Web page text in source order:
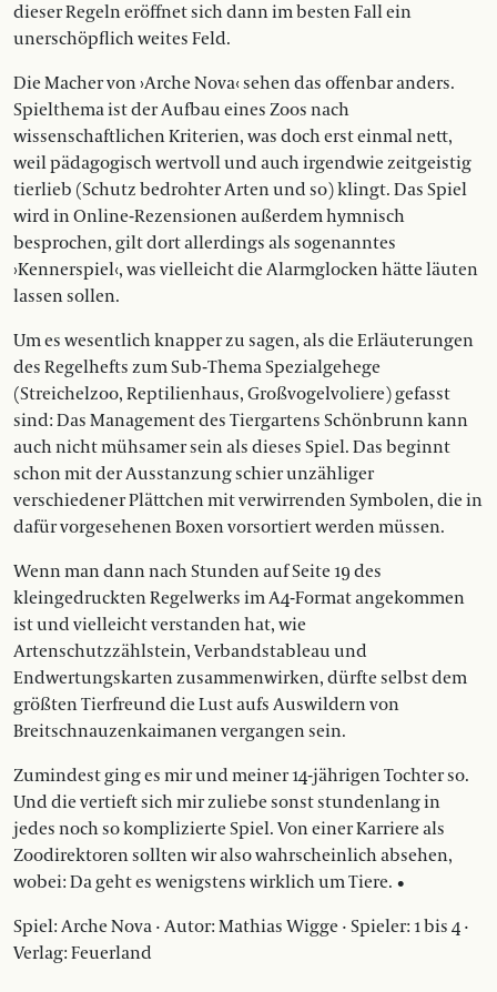
dieser Regeln eröffnet sich dann im besten Fall ein
unerschöpflich weites Feld.
Die Macher von ›Arche Nova‹ sehen das offenbar anders.
Spielthema ist der Aufbau eines Zoos nach
wissenschaftlichen Kriterien, was doch erst einmal nett,
weil pädagogisch wertvoll und auch irgendwie zeitgeistig
tierlieb (Schutz bedrohter Arten und so) klingt. Das Spiel
wird in Online-Rezensionen außerdem hymnisch
besprochen, gilt dort allerdings als sogenanntes
›Kennerspiel‹, was vielleicht die Alarmglocken hätte läuten
lassen sollen.
Um es wesentlich knapper zu sagen, als die Erläuterungen
des Regelhefts zum Sub-Thema Spezialgehege
(Streichelzoo, Reptilienhaus, Großvogelvoliere) gefasst
sind: Das Management des Tiergartens Schönbrunn kann
auch nicht mühsamer sein als dieses Spiel. Das beginnt
schon mit der Ausstanzung schier unzähliger
verschiedener Plättchen mit verwirrenden Symbolen, die in
dafür vorgesehenen Boxen vorsortiert werden müssen.
Wenn man dann nach Stunden auf Seite 19 des
kleingedruckten Regelwerks im A4-Format angekommen
ist und vielleicht verstanden hat, wie
Artenschutzzählstein, Verbandstableau und
Endwertungskarten zusammenwirken, dürfte selbst dem
größten Tierfreund die Lust aufs Auswildern von
Breitschnauzenkaimanen vergangen sein.
Zumindest ging es mir und meiner 14-jährigen Tochter so.
Und die vertieft sich mir zuliebe sonst stundenlang in
jedes noch so komplizierte Spiel. Von einer Karriere als
Zoodirektoren sollten wir also wahrscheinlich absehen,
wobei: Da geht es wenigstens wirklich um Tiere. •
Spiel: Arche Nova · Autor: Mathias Wigge · Spieler: 1 bis 4 ·
Verlag: Feuerland